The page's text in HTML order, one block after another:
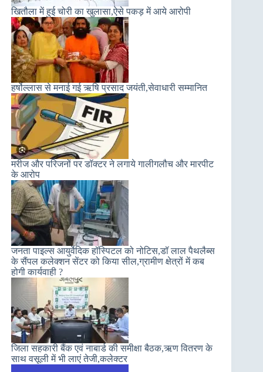
खितौला में हुई चोरी का खुलासा,ऐसे पकड़ में आये आरोपी
हर्षोल्लास से मनाई गई ऋषि प्रसाद जयंती,सेवाधारी सम्मानित
मरीज और परिजनों पर डॉक्टर ने लगाये गालीगलौच और मारपीट
के आरोप
जनता पाइल्स आयुर्वेदिक हॉस्पिटल को नोटिस,डॉ लाल पैथलैब्स
के सैंपल कलेक्शन सेंटर को किया सील,ग्रामीण क्षेत्रों में कब
होगी कार्यवाही ?
जिला सहकारी बैंक एवं नाबार्ड की समीक्षा बैठक,ऋण वितरण के
साथ वसूली में भी लाएं तेजी,कलेक्टर